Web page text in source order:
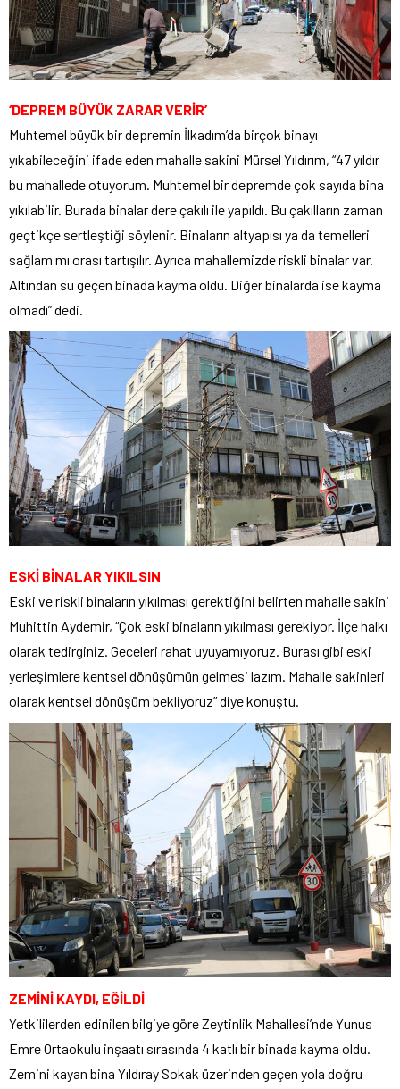
‘DEPREM BÜYÜK ZARAR VERİR’
Muhtemel büyük bir depremin İlkadım’da birçok binayı
yıkabileceğini ifade eden mahalle sakini Mürsel Yıldırım, “47 yıldır
bu mahallede otuyorum. Muhtemel bir depremde çok sayıda bina
yıkılabilir. Burada binalar dere çakılı ile yapıldı. Bu çakılların zaman
geçtikçe sertleştiği söylenir. Binaların altyapısı ya da temelleri
sağlam mı orası tartışılır. Ayrıca mahallemizde riskli binalar var.
Altından su geçen binada kayma oldu. Diğer binalarda ise kayma
olmadı” dedi.
ESKİ BİNALAR YIKILSIN
Eski ve riskli binaların yıkılması gerektiğini belirten mahalle sakini
Muhittin Aydemir, “Çok eski binaların yıkılması gerekiyor. İlçe halkı
olarak tedirginiz. Geceleri rahat uyuyamıyoruz. Burası gibi eski
yerleşimlere kentsel dönüşümün gelmesi lazım. Mahalle sakinleri
olarak kentsel dönüşüm bekliyoruz” diye konuştu.
ZEMİNİ KAYDI, EĞİLDİ
Yetkililerden edinilen bilgiye göre Zeytinlik Mahallesi’nde Yunus
Emre Ortaokulu inşaatı sırasında 4 katlı bir binada kayma oldu.
Zemini kayan bina Yıldıray Sokak üzerinden geçen yola doğru